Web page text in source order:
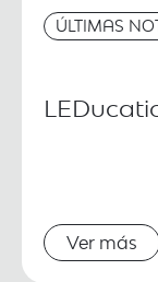
ÚLTIMAS
Ver más